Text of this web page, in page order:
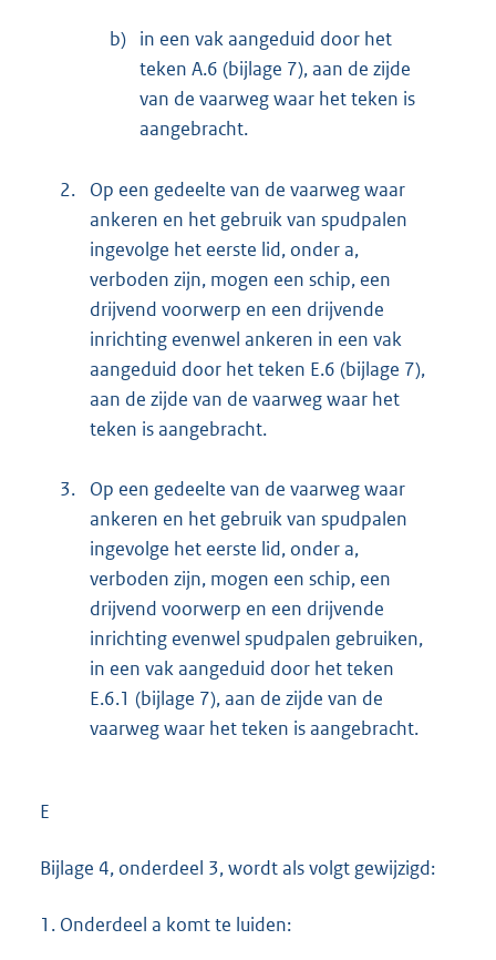
b) in een vak aangeduid door het
teken A.6 (bijlage 7), aan de zijde
van de vaarweg waar het teken is
aangebracht.
2.
Op een gedeelte van de vaarweg waar
ankeren en het gebruik van spudpalen
ingevolge het eerste lid, onder a,
verboden zijn, mogen een schip, een
drijvend voorwerp en een drijvende
inrichting evenwel ankeren in een vak
aangeduid door het teken E.6 (bijlage 7),
aan de zijde van de vaarweg waar het
teken is aangebracht.
3.
Op een gedeelte van de vaarweg waar
ankeren en het gebruik van spudpalen
ingevolge het eerste lid, onder a,
verboden zijn, mogen een schip, een
drijvend voorwerp en een drijvende
inrichting evenwel spudpalen gebruiken,
in een vak aangeduid door het teken
E.6.1 (bijlage 7), aan de zijde van de
vaarweg waar het teken is aangebracht.
E
Bijlage 4, onderdeel 3, wordt als volgt gewijzigd:
1. Onderdeel a komt te luiden: